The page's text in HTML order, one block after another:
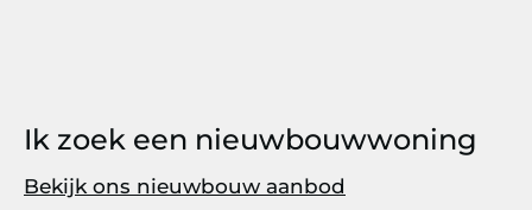
Ik zoek een nieuwbouwwoning
Bekijk ons nieuwbouw aanbod